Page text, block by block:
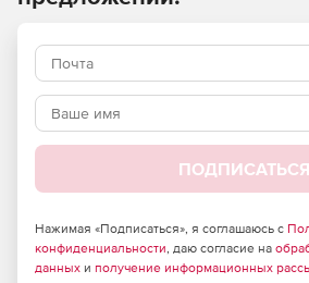
Работа с холдингами
Управление планами и задачами:
Постановка задач, цепочки задач
ПОДПИСАТЬСЯ
Нажимая «Подписаться», я соглашаюсь с
конфиденциальности, даю согласие на
данных и получение информационных